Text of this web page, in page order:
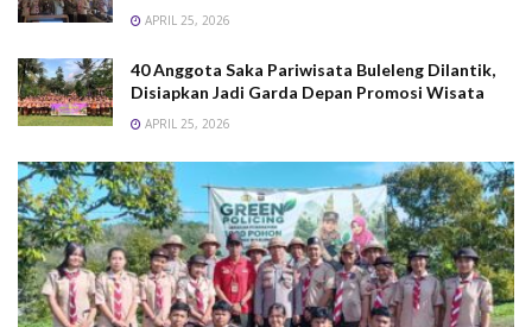
APRIL 25, 2026
40 Anggota Saka Pariwisata Buleleng Dilantik,
Disiapkan Jadi Garda Depan Promosi Wisata
APRIL 25, 2026